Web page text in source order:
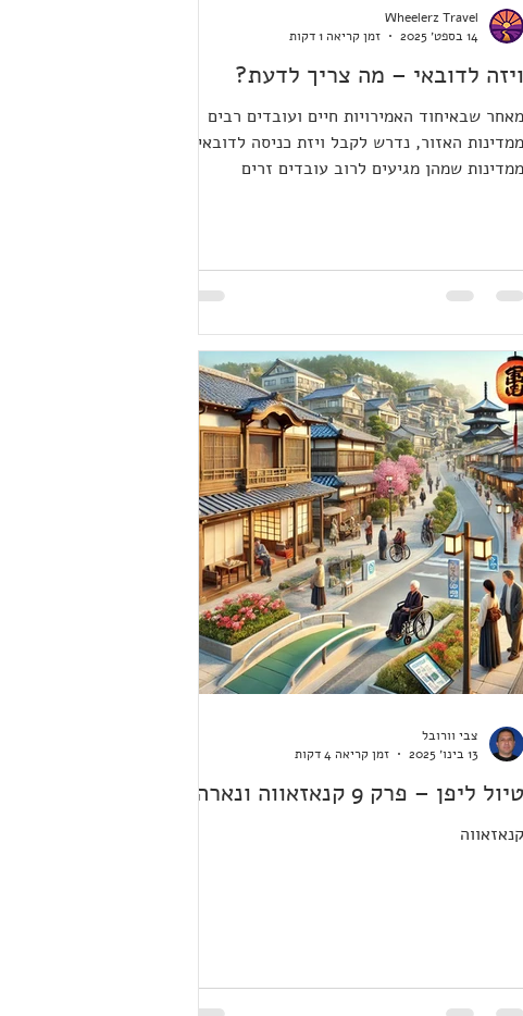
ויזה לדובאי – מה צריך לדעת?
מאחר שבאיחוד האמירויות חיים ועובדים רבים
ממדינות האזור, נדרש לקבל ויזת כניסה לדובאי
ממדינות שמהן מגיעים לרוב עובדים זרים
ומקום לינה מסודר עבור המטפל/ת. ✔️ מי שמגיש
את הבקשה חייב להיות סוכן תיירות מורשה
תעופה אמירתית – היא יכולה להגיש עבורכם את
הבקשה לויזה. 🏨 אם בחרתם לטוס עם חברה
אחרת – אפשר לפנות למלון שבו אתם
Wheelerz Travel
14 בספט׳ 2025
זמן קריאה 1 דקות
טיול ליפן – פרק 9 קנאזאווה ונארה
קנאזאווה
צבי וורובל
13 בינו׳ 2025
זמן קריאה 4 דקות